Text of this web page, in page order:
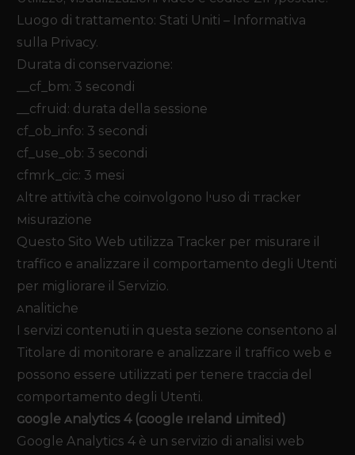
Luogo di trattamento: Stati Uniti – Informativa
sulla Privacy.
Durata di conservazione:
__cf_bm: 3 secondi
__cfruid: durata della sessione
cf_ob_info: 3 secondi
cf_use_ob: 3 secondi
cfmrk_cic: 3 mesi
Altre attività che coinvolgono l'uso di Tracker
Misurazione
Questo Sito Web utilizza Tracker per misurare il
traffico e analizzare il comportamento degli Utenti
per migliorare il Servizio.
Analitiche
I servizi contenuti in questa sezione consentono al
Titolare di monitorare e analizzare il traffico web e
possono essere utilizzati per tenere traccia del
comportamento degli Utenti.
Google Analytics 4 (Google Ireland Limited)
Google Analytics 4 è un servizio di analisi web